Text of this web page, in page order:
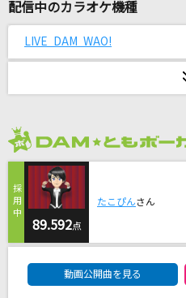
[生音]サクラミツツキ
[生音]THE HERO !! ～怒
(JAM Project 15th
JAM Project
コンテンポラリのダンス
初星学園
[生音]サウダージ
ポルノグラフィティ
[プロオケ]蕾
配信中のカラオケ機種
LIVE DAM WAO!
89.592点
たこぴんさん
動画公開曲を見る